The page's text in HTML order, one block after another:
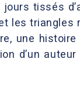
tissés
les triangles
une histoire
d’un